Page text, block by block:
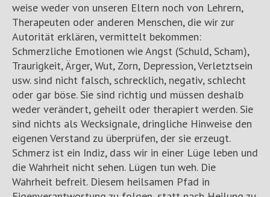
weise weder von unseren Eltern noch von Lehrern,
Therapeuten oder anderen Menschen, die wir zur
Autorität erklären, vermittelt bekommen:
Schmerzliche Emotionen wie Angst (Schuld, Scham),
Traurigkeit, Ärger, Wut, Zorn, Depression, Verletztsein
usw. sind nicht falsch, schrecklich, negativ, schlecht
oder gar böse. Sie sind richtig und müssen deshalb
weder verändert, geheilt oder therapiert werden. Sie
sind nichts als Wecksignale, dringliche Hinweise den
eigenen Verstand zu überprüfen, der sie erzeugt.
Schmerz ist ein Indiz, dass wir in einer Lüge leben und
die Wahrheit nicht sehen. Lügen tun weh. Die
Wahrheit befreit. Diesem heilsamen Pfad in